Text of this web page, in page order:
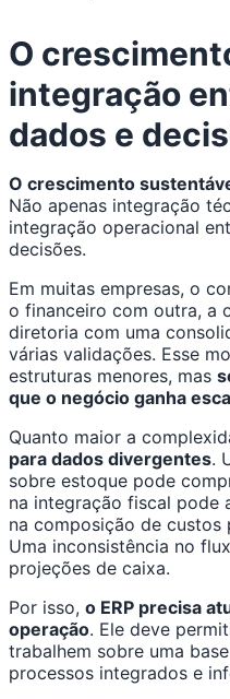
O
integração
dados e
O crescimento
Não apenas integração
integração operacional
decisões.
Em muitas empresas, o
o financeiro com outra, a
diretoria com uma
várias validações. Esse
estruturas menores, mas
que o negócio ganha
Quanto maior a
para dados divergentes.
sobre estoque pode
na integração fiscal pode
na composição de
Uma inconsistência no
projeções de caixa.
Por isso, o ERP precisa
operação. Ele deve
trabalhem sobre uma
processos integrados e